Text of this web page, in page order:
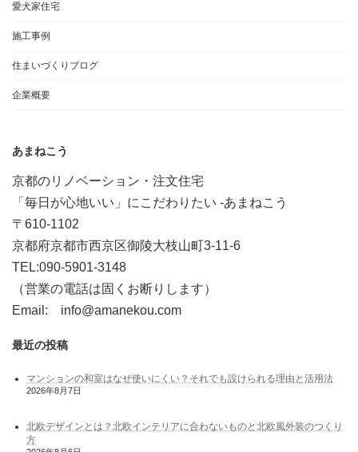
愛犬家住宅
施工事例
住まいづくりブログ
企業概要
あまねこう
京都のリノベーション・注文住宅
「毎日が心地いい」にこだわりたい -あまねこう
〒610-1102
京都府京都市西京区御陵大枝山町3-11-6
TEL:090-5901-3148
（営業の電話は固くお断りします）
Email: info@amanekou.com
最近の投稿
マンションの和室はなぜ使いにくい？それでも設けられる理由と活用法
2026年8月7日
北欧デザインとは？北欧インテリアに合わないものと北欧風外装のつくり
方